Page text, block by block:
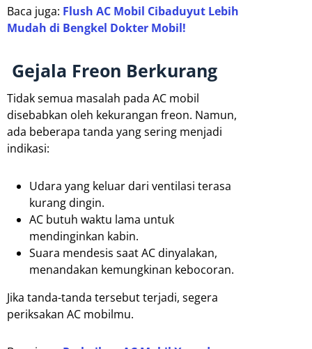
Baca juga: Flush AC Mobil Cibaduyut Lebih
Mudah di Bengkel Dokter Mobil!
Gejala Freon Berkurang
Tidak semua masalah pada AC mobil
disebabkan oleh kekurangan freon. Namun,
ada beberapa tanda yang sering menjadi
indikasi:
Udara yang keluar dari ventilasi terasa
kurang dingin.
AC butuh waktu lama untuk
mendinginkan kabin.
Suara mendesis saat AC dinyalakan,
menandakan kemungkinan kebocoran.
Jika tanda-tanda tersebut terjadi, segera
periksakan AC mobilmu.